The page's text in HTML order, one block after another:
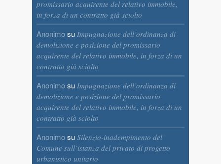
promissario acquirente del relativo immobile,
in forza di un contratto già sciolto
Anonimosu Impugnazione dell’ordinanza di
demolizione e posizione del promissario
acquirente del relativo immobile, in forza di un
contratto già sciolto
Anonimosu Impugnazione dell’ordinanza di
demolizione e posizione del promissario
acquirente del relativo immobile, in forza di un
contratto già sciolto
Anonimosu Silenzio-inadempimento del
Comune sull’istanza del privato di progetto
urbanistico unitario